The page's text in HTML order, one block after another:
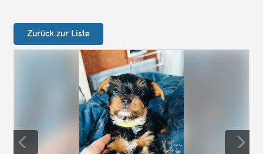
Zurück zur Liste